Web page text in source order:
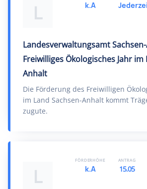
L
Landesverwaltungsamt
Freiwilliges Ökologisches Jahr im
Anhalt
Die Förderung des Freiwilligen
im Land Sachsen-Anhalt kommt
zugute.
k.A
L
FÖRDERHÖHE
k.A
ANTRAG
15.05